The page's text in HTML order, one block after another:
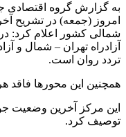
به گزارش گروه اقتصادی
امروز (جمعه) در تشریح
شمالی کشور اعلام کرد:
آزادراه تهران – شمال و
تردد روان است.
همچنین این محورها فاقد
این مرکز آخرین وضعیت
توصیف کرد.